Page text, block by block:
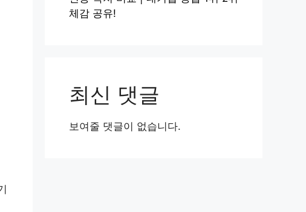
체감 공유!
최신 댓글
보여줄 댓글이 없습니다.